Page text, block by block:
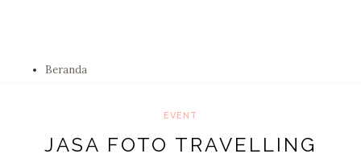
Beranda
EVENT
JASA FOTO TRAVELLING